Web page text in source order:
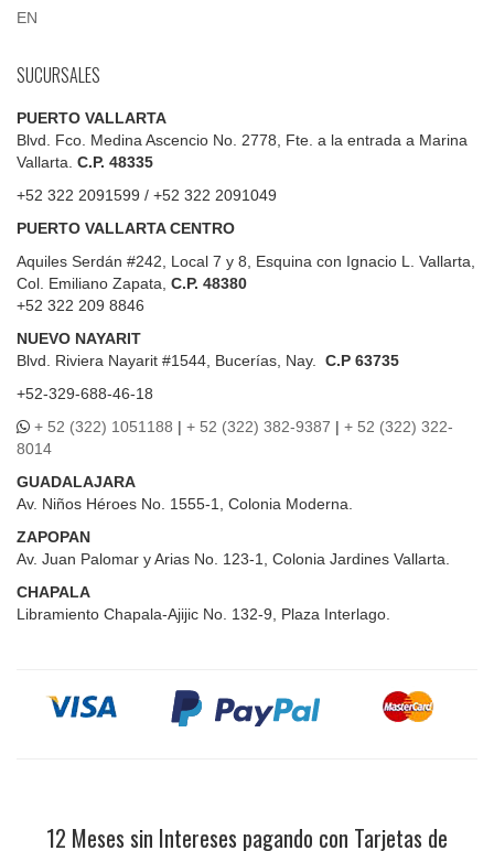
EN
SUCURSALES
PUERTO VALLARTA
Blvd. Fco. Medina Ascencio No. 2778, Fte. a la entrada a Marina
Vallarta. C.P. 48335
+52 322 2091599 / +52 322 2091049
PUERTO VALLARTA CENTRO
Aquiles Serdán #242, Local 7 y 8, Esquina con Ignacio L. Vallarta,
Col. Emiliano Zapata, C.P. 48380
+52 322 209 8846
NUEVO NAYARIT
Blvd. Riviera Nayarit #1544, Bucerías, Nay. C.P 63735
+52-329-688-46-18
+ 52 (322) 1051188 | + 52 (322) 382-9387 | + 52 (322) 322-
8014
GUADALAJARA
Av. Niños Héroes No. 1555-1, Colonia Moderna.
ZAPOPAN
Av. Juan Palomar y Arias No. 123-1, Colonia Jardines Vallarta.
CHAPALA
Libramiento Chapala-Ajijic No. 132-9, Plaza Interlago.
12 Meses sin Intereses pagando con Tarjetas de